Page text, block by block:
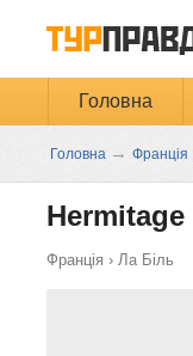
Головна
Головна → Франція
Франція › Ла Біль